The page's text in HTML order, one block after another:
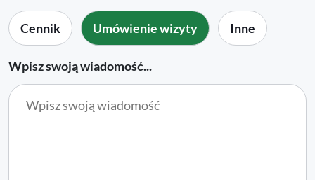
Cennik Umówienie wizyty Inne
Wpisz swoją wiadomość...